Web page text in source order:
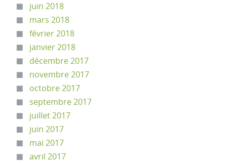
juin 2018
mars 2018
février 2018
janvier 2018
décembre 2017
novembre 2017
octobre 2017
septembre 2017
juillet 2017
juin 2017
mai 2017
avril 2017